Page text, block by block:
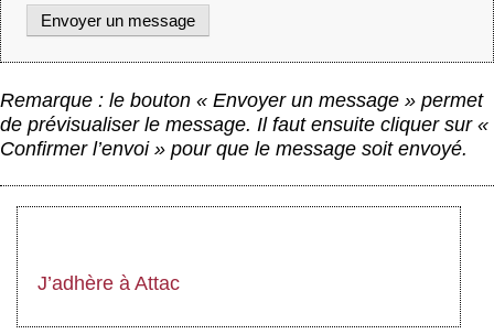
Remarque : le bouton « Envoyer un message » permet
de prévisualiser le message. Il faut ensuite cliquer sur «
Confirmer l’envoi » pour que le message soit envoyé.
J’adhère à Attac